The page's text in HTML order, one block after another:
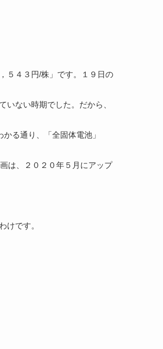
５４３円/株」です。１９日の
いない時期でした。だから、
る通り、「全固体電池」
は、２０２０年５月にアップ
けです。